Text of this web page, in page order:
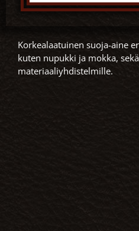
Korkealaatuinen suoja-aine
kuten nupukki ja mokka,
materiaaliyhdistelmille.